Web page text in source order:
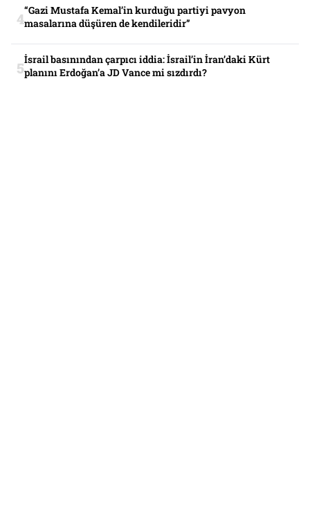
“Gazi Mustafa Kemal’in kurduğu partiyi pavyon
masalarına düşüren de kendileridir”
İsrail basınından çarpıcı iddia: İsrail’in İran’daki Kürt
planını Erdoğan’a JD Vance mi sızdırdı?